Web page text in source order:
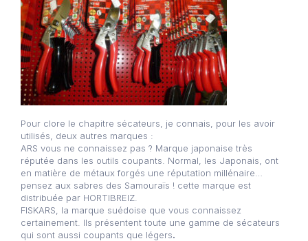
Pour clore le chapitre sécateurs, je connais, pour les avoir
utilisés, deux autres marques :
ARS vous ne connaissez pas ? Marque japonaise très
réputée dans les outils coupants. Normal, les Japonais, ont
en matière de métaux forgés une réputation millénaire…
pensez aux sabres des Samouraïs ! cette marque est
distribuée par HORTIBREIZ.
FISKARS, la marque suédoise que vous connaissez
certainement. Ils présentent toute une gamme de sécateurs
qui sont aussi coupants que légers.